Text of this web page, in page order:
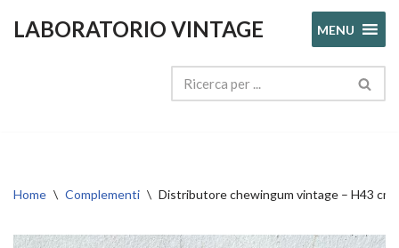
LABORATORIO VINTAGE MENU
Home \ Complementi \ Distributore chewingum vintage – H43 cm